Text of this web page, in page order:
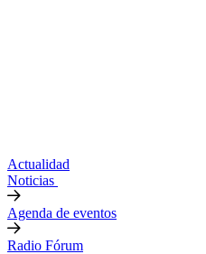
Actualidad
Noticias
Agenda de eventos
Radio Fórum